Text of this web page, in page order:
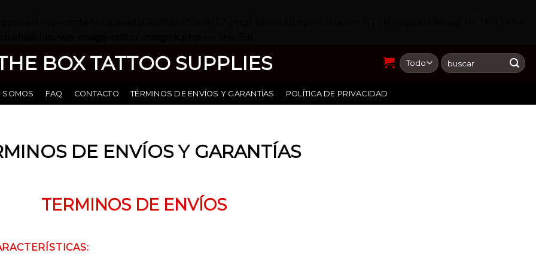
BOX TATTOO SUPPLIES
Buscar
por:
SOMOS FAQ CONTACTO TÉRMINOS DE ENVÍOS Y GARANTÍAS POLÍTICA DE PRIVACIDAD
DE ENVÍOS Y GARANTÍAS
TERMINOS DE ENVÍOS